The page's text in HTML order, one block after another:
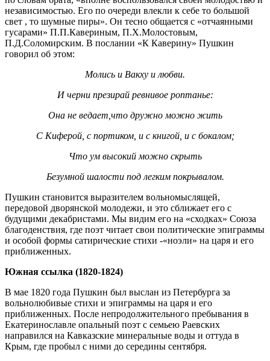
независимостью. Его по очереди влекли к себе то большой
свет , то шумные пиры». Он тесно общается с «отчаянными
гусарами» П.П.Кавериным, П.Х.Молостовым,
П.Д.Соломирским. В послании «К Каверину» Пушкин
говорил об этом:
Молись и Вакху и любви.
И черни презирай ревнивое роптанье:
Она не ведает,что дружно можно жить
С Киферой, с портиком, и с книгой, и с бокалом;
Что ум высокий можно скрыть
Безумной шалости под легким покрывалом.
Пушкин становится выразителем вольномыслящей,
передовой дворянской молодежи, и это сближает его с
будущими декабристами. Мы видим его на «сходках» Союза
благоденствия, где поэт читает свои политические эпиграммы
и особой формы сатирические стихи -«ноэли» на царя и его
приближенных.
Южная ссылка (1820-1824)
В мае 1820 года Пушкин был выслан из Петербурга за
вольнолюбивые стихи и эпиграммы на царя и его
приближенных. После непродолжительного пребывания в
Екатеринославле опальный поэт с семьею Раевских
направился на Кавказские минеральные воды и оттуда в
Крым, где пробыл с ними до середины сентября.